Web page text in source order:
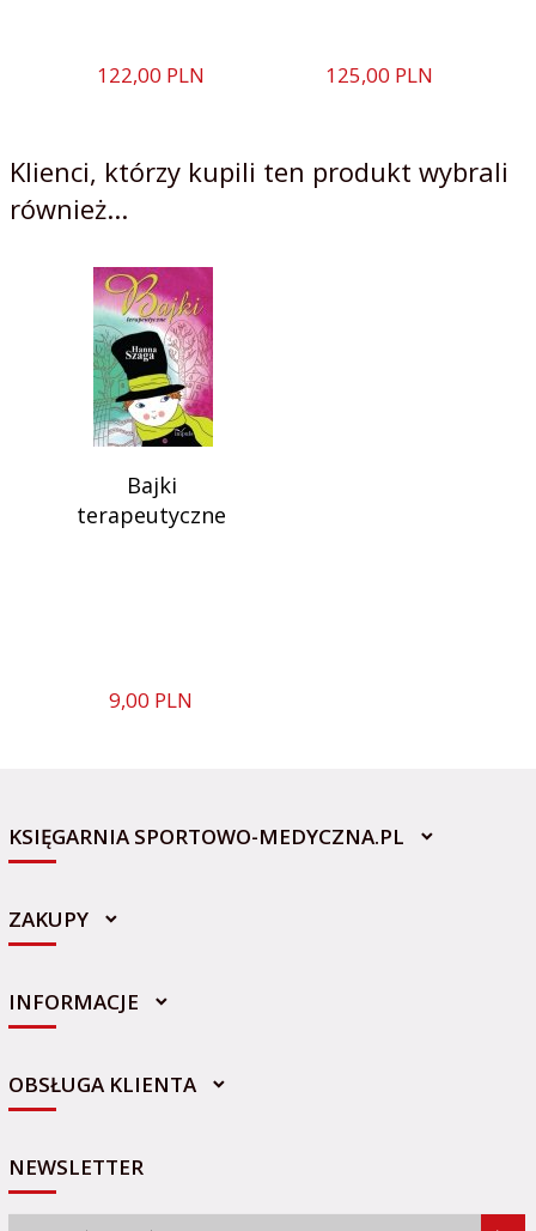
122,00 PLN 125,00 PLN
Klienci, którzy kupili ten produkt wybrali
również...
Bajki
terapeutyczne
9,00 PLN
KSIĘGARNIA SPORTOWO-MEDYCZNA.PL
sklep@sportowo-medyczna.pl
ZAKUPY
INFORMACJE
OBSŁUGA KLIENTA
NEWSLETTER